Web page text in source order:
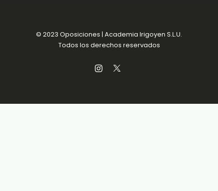
© 2023 Oposiciones | Academia Irigoyen S.L.U.
Todos los derechos reservados